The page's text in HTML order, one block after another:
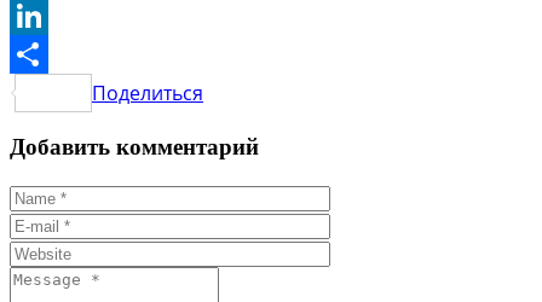
Twitter
LinkedIn
Поделиться
Добавить комментарий